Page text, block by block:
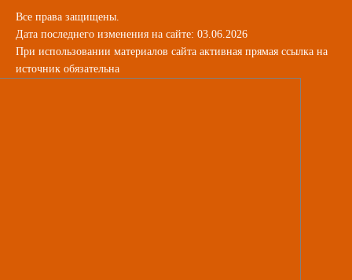
Все права защищены.
Дата последнего изменения на сайте: 03.06.2026
При использовании материалов сайта активная прямая ссылка на
источник обязательна